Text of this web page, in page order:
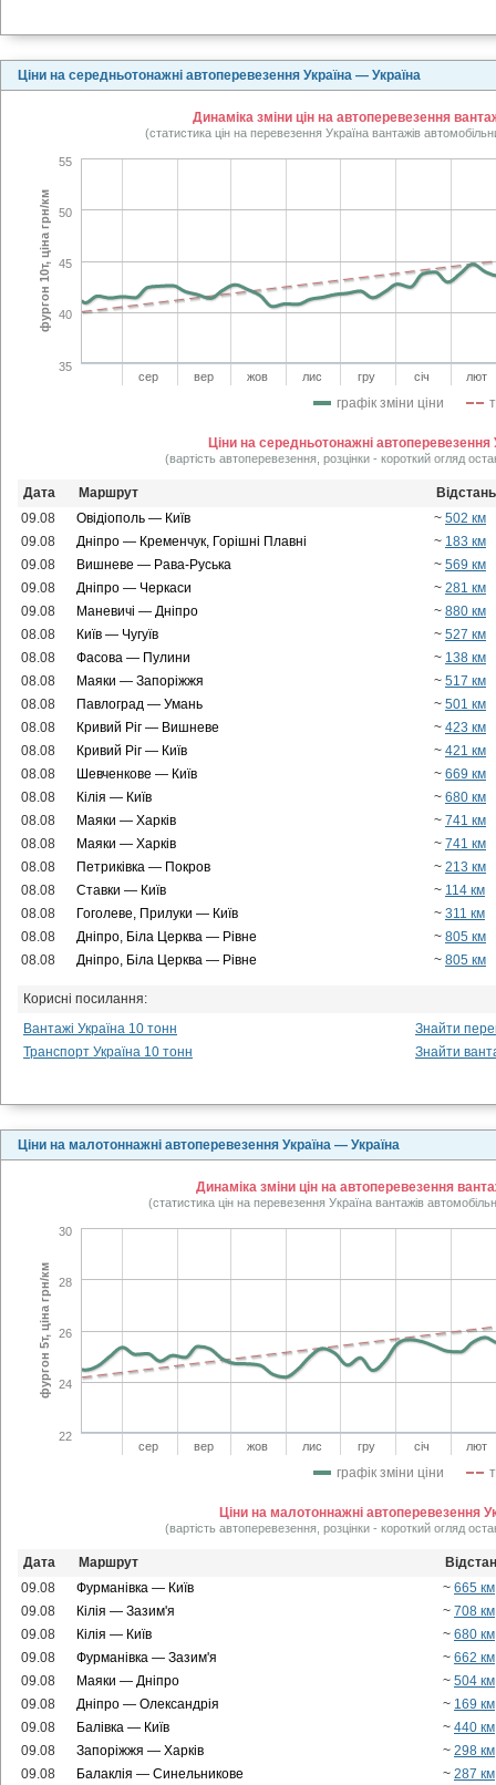
Ціни на середньотонажні автоперевезення Україна — Україна
Динаміка зміни цін на автоперевезення
(статистика цін на перевезення Україна вантажів
графік зміни ціни
сер вер жов лис гру січ лют
35
40
45
50
55
фургон 10т, ціна грн/км
Ціни на середньотонажні автоперевезення
(вартість автоперевезення, розцінки - короткий огляд
Дата Маршрут
Відстань
09.08
Овідіополь — Київ ~ 502 км
09.08
Дніпро — Кременчук, Горішні Плавні ~ 183 км
09.08
Вишневе — Рава-Руська ~ 569 км
09.08
Дніпро — Черкаси ~ 281 км
09.08
Маневичі — Дніпро ~ 880 км
08.08
Київ — Чугуїв ~ 527 км
08.08
Фасова — Пулини ~ 138 км
08.08
Маяки — Запоріжжя ~ 517 км
08.08
Павлоград — Умань ~ 501 км
08.08
Кривий Ріг — Вишневе ~ 423 км
08.08
Кривий Ріг — Київ ~ 421 км
08.08
Шевченкове — Київ ~ 669 км
08.08
Кілія — Київ ~ 680 км
08.08
Маяки — Харків ~ 741 км
08.08
Маяки — Харків ~ 741 км
08.08
Петриківка — Покров ~ 213 км
08.08
Ставки — Київ ~ 114 км
08.08
Гоголеве, Прилуки — Київ ~ 311 км
08.08
Дніпро, Біла Церква — Рівне ~ 805 км
08.08
Дніпро, Біла Церква — Рівне ~ 805 км
Корисні посилання:
Вантажі Україна 10 тонн
Знайти
Транспорт Україна 10 тонн
Знайти
Ціни на малотоннажні автоперевезення Україна — Україна
Динаміка зміни цін на автоперевезення
(статистика цін на перевезення Україна вантажів
графік зміни ціни
сер вер жов лис гру січ лют
22
24
26
28
30
фургон 5т, ціна грн/км
Ціни на малотоннажні автоперевезення
(вартість автоперевезення, розцінки - короткий огляд
Дата Маршрут
09.08
Фурманівка — Київ ~ 665 км
09.08
Кілія — Зазим'я ~ 708 км
09.08
Кілія — Київ ~ 680 км
09.08
Фурманівка — Зазим'я ~ 662 км
09.08
Маяки — Дніпро ~ 504 км
09.08
Дніпро — Олександрія ~ 169 км
09.08
Балівка — Київ ~ 440 км
09.08
Запоріжжя — Харків ~ 298 км
09.08
Балаклія — Синельникове ~ 287 км